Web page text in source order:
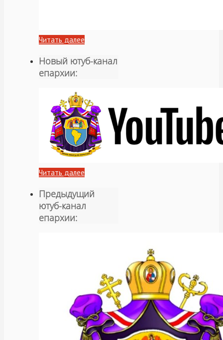
Читать далее
Новый ютуб-канал
епархии:
Читать далее
Предыдущий
ютуб-канал
епархии: